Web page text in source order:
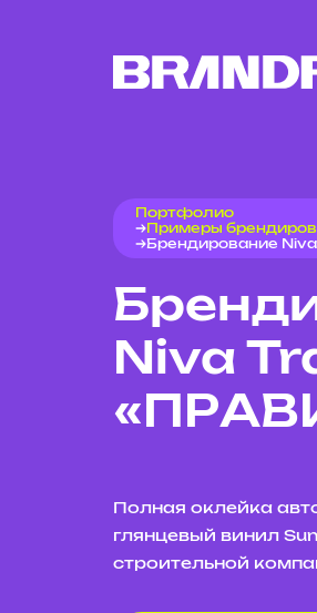
Портфолио
Примеры
Брендирование
Niva
Полная оклейка
глянцевый винил
строительной